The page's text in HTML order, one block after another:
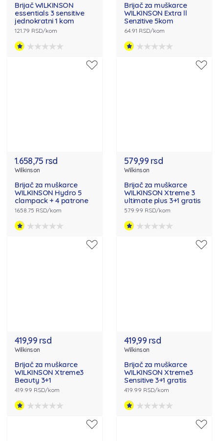
Brijač WILKINSON
essentials 3 sensitive
jednokratni 1 kom
121.79 RSD/kom
Brijač za muškarce
WILKINSON Extra ll
Senzitive 5kom
64.91 RSD/kom
1.658,75 rsd
Wilkinson
Brijač za muškarce
WILKINSON Hydro 5
clampack + 4 patrone
1658.75 RSD/kom
579,99 rsd
Wilkinson
Brijač za muškarce
WILKINSON Xtreme 3
ultimate plus 3+1 gratis
579.99 RSD/kom
419,99 rsd
Wilkinson
Brijač za muškarce
WILKINSON Xtreme3
Beauty 3+1
419.99 RSD/kom
419,99 rsd
Wilkinson
Brijač za muškarce
WILKINSON Xtreme3
Sensitive 3+1 gratis
419.99 RSD/kom